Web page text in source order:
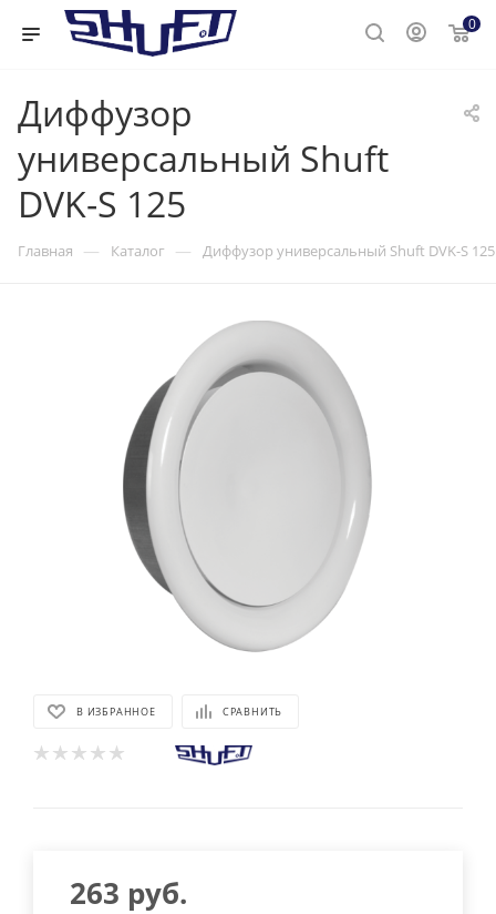
0
Диффузор
универсальный Shuft
DVK-S 125
Главная — Каталог — Диффузор универсальный Shuft DVK-S 125
В ИЗБРАННОЕ СРАВНИТЬ
263 руб.